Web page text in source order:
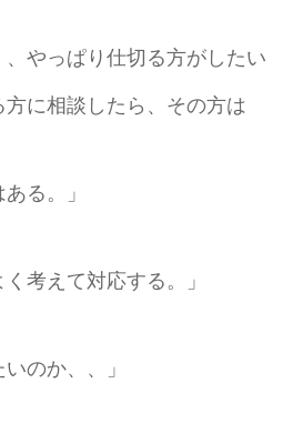
やっぱり仕切る方がしたい
に相談したら、その方は
る。」
考えて対応する。」
のか、、」